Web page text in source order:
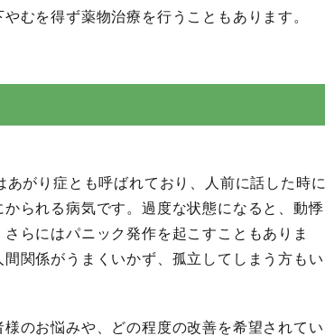
むを得ず薬物治療を行うこともあります。
がり症とも呼ばれており、人前に話した時に
られる病気です。過度な状態になると、動悸
らにはパニック発作を起こすこともありま
関係がうまくいかず、孤立してしまう方もい
のお悩みや、どの程度の改善を希望されてい